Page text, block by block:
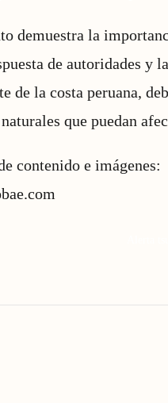
demuestra la
de autoridades y
de la costa peruana,
que puedan
contenido e imágenes: